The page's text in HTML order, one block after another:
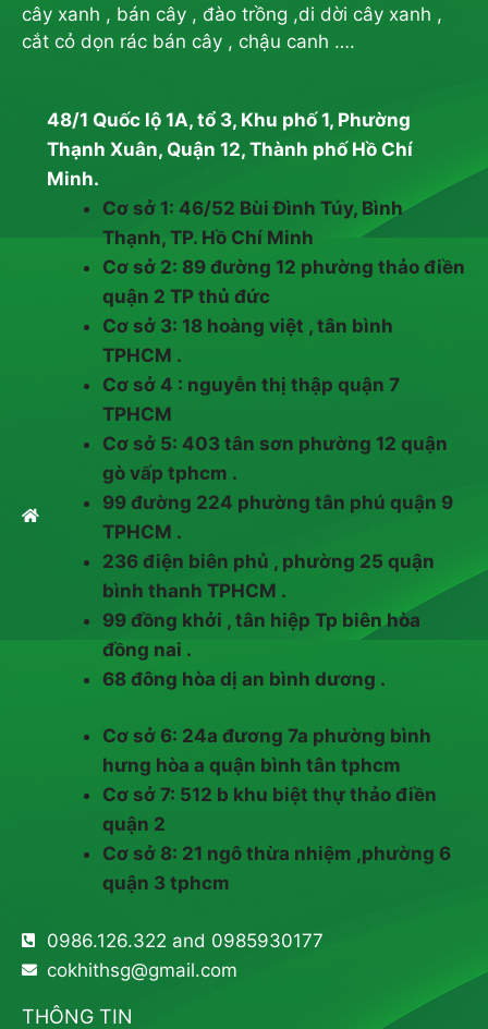
cây xanh , bán cây , đào trồng ,di dời cây xanh ,
cắt cỏ dọn rác bán cây , chậu canh ….
48/1 Quốc lộ 1A, tổ 3, Khu phố 1, Phường
Thạnh Xuân, Quận 12, Thành phố Hồ Chí
Minh.
Cơ sở 1: 46/52 Bùi Đình Túy, Bình
Thạnh, TP. Hồ Chí Minh
Cơ sở 2: 89 đường 12 phường thảo điền
quận 2 TP thủ đức
Cơ sở 3: 18 hoàng việt , tân bình
TPHCM .
Cơ sở 4 : nguyễn thị thập quận 7
TPHCM
Cơ sở 5: 403 tân sơn phường 12 quận
gò vấp tphcm .
99 đường 224 phường tân phú quận 9
TPHCM .
236 điện biên phủ , phường 25 quận
bình thanh TPHCM .
99 đồng khởi , tân hiệp Tp biên hòa
đồng nai .
68 đông hòa dị an bình dương .
Cơ sở 6: 24a đương 7a phường bình
hưng hòa a quận bình tân tphcm
Cơ sở 7: 512 b khu biệt thự thảo điền
quận 2
Cơ sở 8: 21 ngô thừa nhiệm ,phường 6
quận 3 tphcm
0986.126.322 and 0985930177
cokhithsg@gmail.com
THÔNG TIN